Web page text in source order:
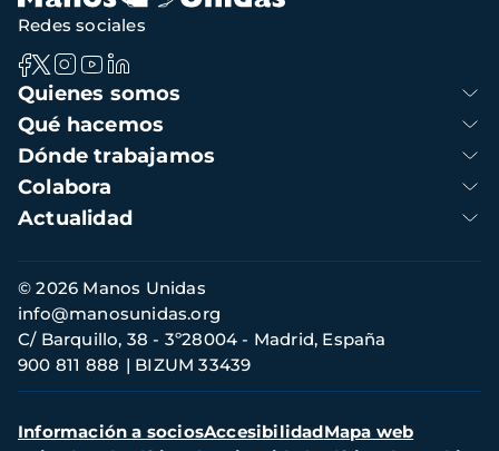
Navegación
principal
Quienes somos
Qué hacemos
Dónde trabajamos
Colabora
Actualidad
Redes sociales
Información
de
contacto
© 2026 Manos Unidas
C/ Barquillo, 38 - 3º28004 - Madrid, España
900 811 888
BIZUM 33439
info@manosunidas.org
Menú
Información a sociosAccesibilidadMapa web